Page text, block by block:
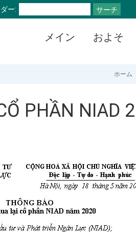
ー: サーチ
メイン およそ
ホーム
PHẦN NIAD